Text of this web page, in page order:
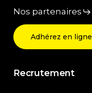
Nos partenaires
Adhérez en ligne
Recrutement